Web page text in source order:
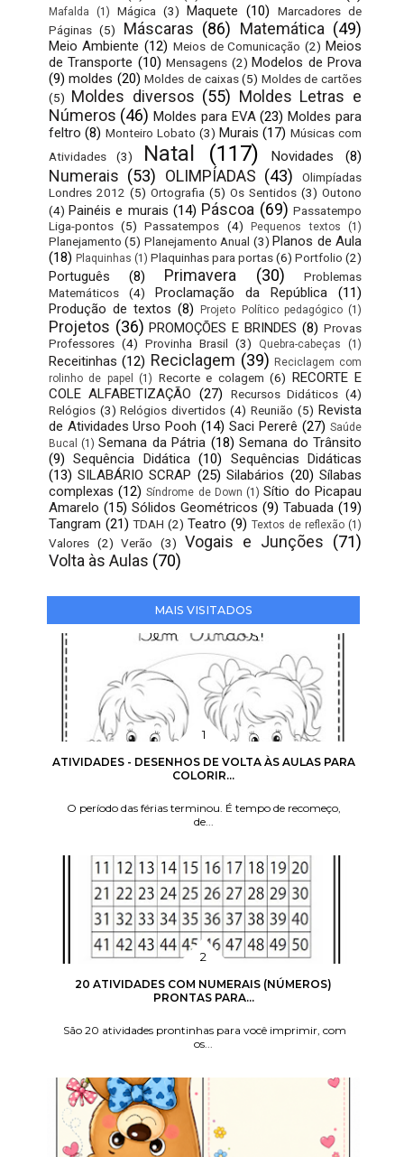
Mafalda (1) Mágica (3) Maquete (10)
Marcadores de
Páginas (5) Máscaras (86) Matemática (49)
Meio Ambiente (12) Meios de Comunicação (2) Meios
de Transporte (10) Mensagens (2) Modelos de Prova
(9) moldes (20) Moldes de caixas (5) Moldes de cartões
(5) Moldes diversos (55) Moldes Letras e
Números (46) Moldes para EVA (23) Moldes para
feltro (8) Monteiro Lobato (3) Murais (17) Músicas com
Atividades
(3) Natal (117) Novidades (8)
Numerais (53) OLIMPÍADAS (43)
Olimpíadas
Londres 2012 (5) Ortografia (5) Os Sentidos (3) Outono
(4) Painéis e murais (14) Páscoa (69) Passatempo
Liga-pontos (5) Passatempos (4) Pequenos textos (1)
Planejamento (5) Planejamento Anual (3) Planos de Aula
(18) Plaquinhas (1) Plaquinhas para portas(6) Portfolio (2)
Português (8) Primavera (30)
Problemas
Matemáticos
(4) Proclamação da República
(11)
Produção de textos (8) Projeto Político pedagógico (1)
Projetos (36) PROMOÇÕES E BRINDES (8) Provas
Professores (4) Provinha Brasil (3) Quebra-cabeças (1)
Receitinhas (12) Reciclagem (39) Reciclagem com
rolinho de papel
(1) Recorte e colagem (6) RECORTE E
COLE ALFABETIZAÇÃO (27) Recursos Didáticos (4)
Relógios (3) Relógios divertidos (4) Reunião (5) Revista
de Atividades Urso Pooh (14) Saci Pererê (27) Saúde
Bucal
(1) Semana da Pátria (18) Semana do Trânsito
(9) Sequência Didática (10)
Sequências Didáticas
(13) SILABÁRIO SCRAP (25) Silabários (20) Sílabas
complexas (12) Síndrome de Down (1) Sítio do Picapau
Amarelo (15) Sólidos Geométricos (9) Tabuada (19)
Tangram (21) TDAH (2) Teatro (9) Textos de reflexão (1)
Valores (2) Verão (3) Vogais e Junções (71)
Volta às Aulas (70)
MAIS VISITADOS
ATIVIDADES - DESENHOS DE VOLTA ÀS AULAS PARA
COLORIR...
O período das férias terminou. É tempo de recomeço,
de...
20 ATIVIDADES COM NUMERAIS (NÚMEROS)
PRONTAS PARA...
São 20 atividades prontinhas para você imprimir, com
os...